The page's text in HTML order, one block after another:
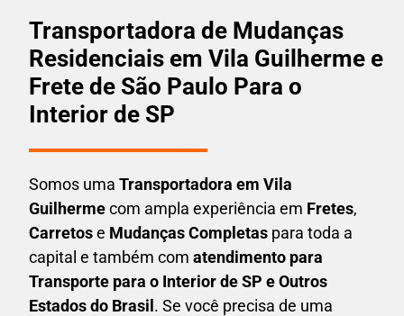
Transportadora de Mudanças
Residenciais em Vila Guilherme e
Frete de São Paulo Para o
Interior de SP
Somos uma Transportadora em Vila
Guilhermecom ampla experiência em Fretes,
Carretose Mudanças Completas para toda a
capital e também com atendimento para
Transporte para o Interior de SP e Outros
Estados do Brasil. Se você precisa de uma